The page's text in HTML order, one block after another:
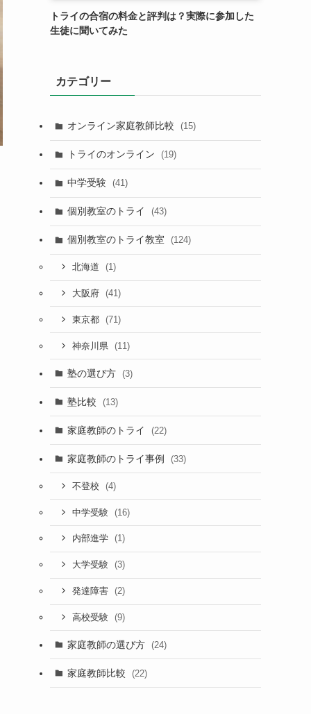
トライの合宿の料金と評判は？実際に参加した
生徒に聞いてみた
カテゴリー
オンライン家庭教師比較 (15)
トライのオンライン (19)
中学受験 (41)
個別教室のトライ (43)
個別教室のトライ教室 (124)
北海道 (1)
大阪府 (41)
東京都 (71)
神奈川県 (11)
塾の選び方 (3)
塾比較 (13)
家庭教師のトライ (22)
家庭教師のトライ事例 (33)
不登校 (4)
中学受験 (16)
内部進学 (1)
大学受験 (3)
発達障害 (2)
高校受験 (9)
家庭教師の選び方 (24)
家庭教師比較 (22)